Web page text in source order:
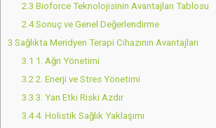
2.3 Bioforce Teknolojisinin Avantajları Tablosu
2.4Sonuç ve Genel Değerlendirme
3 Sağlıkta Meridyen Terapi Cihazının Avantajları
3.1 1. Ağrı Yönetimi
3.22. Enerji ve Stres Yönetimi
3.3 3. Yan Etki Riski Azdır
3.44. Holistik Sağlık Yaklaşımı